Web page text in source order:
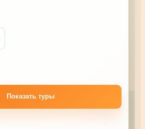
Показать туры